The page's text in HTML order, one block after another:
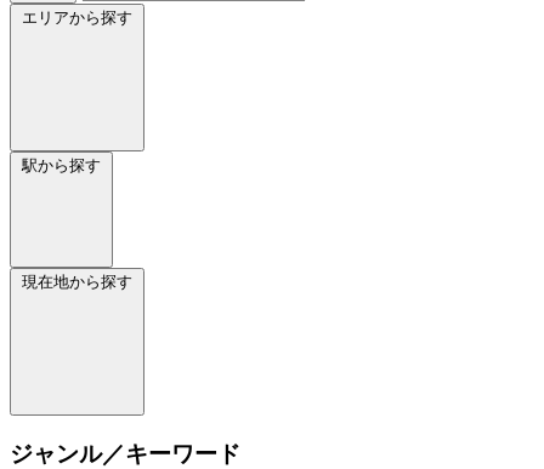
エリアから探す
駅から探す
現在地から探す
ジャンル／キーワード